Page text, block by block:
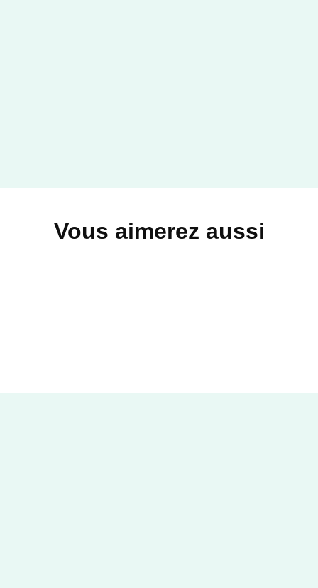
Vous aimerez aussi